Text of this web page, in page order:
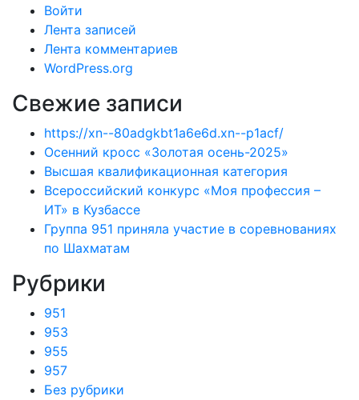
Войти
Лента записей
Лента комментариев
WordPress.org
Свежие записи
https://xn--80adgkbt1a6e6d.xn--p1acf/
Осенний кросс «Золотая осень-2025»
Высшая квалификационная категория
Всероссийский конкурс «Моя профессия –
ИТ» в Кузбассе
Группа 951 приняла участие в соревнованиях
по Шахматам
Рубрики
951
953
955
957
Без рубрики